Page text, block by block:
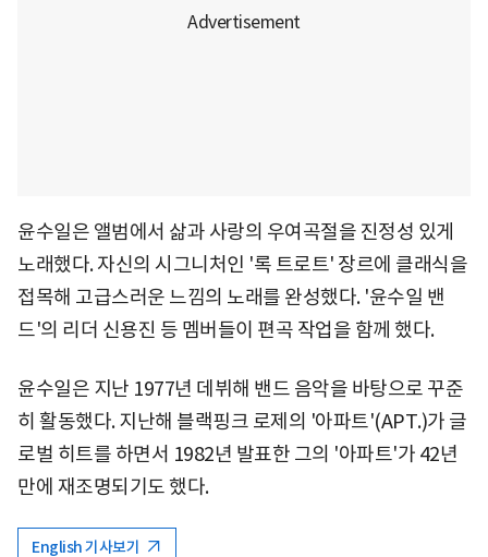
윤수일은 앨범에서 삶과 사랑의 우여곡절을 진정성 있게
노래했다. 자신의 시그니처인 '록 트로트' 장르에 클래식을
접목해 고급스러운 느낌의 노래를 완성했다. '윤수일 밴
드'의 리더 신용진 등 멤버들이 편곡 작업을 함께 했다.
윤수일은 지난 1977년 데뷔해 밴드 음악을 바탕으로 꾸준
히 활동했다. 지난해 블랙핑크 로제의 '아파트'(APT.)가 글
로벌 히트를 하면서 1982년 발표한 그의 '아파트'가 42년
만에 재조명되기도 했다.
English 기사보기